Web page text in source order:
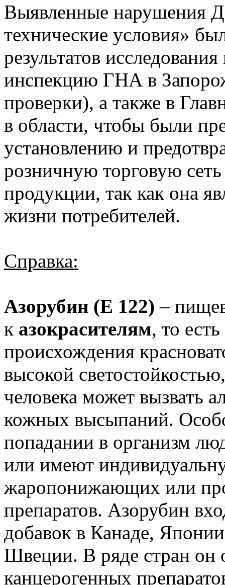
Выявленные нарушения
технические условия»
результатов
инспекцию ГНА в
проверки), а также в
в области, чтобы были
установлению и
розничную торговую
продукции, так как она
жизни потребителей.
Справка:
Азорубин (Е 122)–
к азокрасителям, то
происхождения
высокой
человека может вызвать
кожных высыпаний.
попадании в организм
или имеют
жаропонижающих или
препаратов. Азорубин
добавок в Канаде,
Швеции. В ряде стран он
канцерогенных